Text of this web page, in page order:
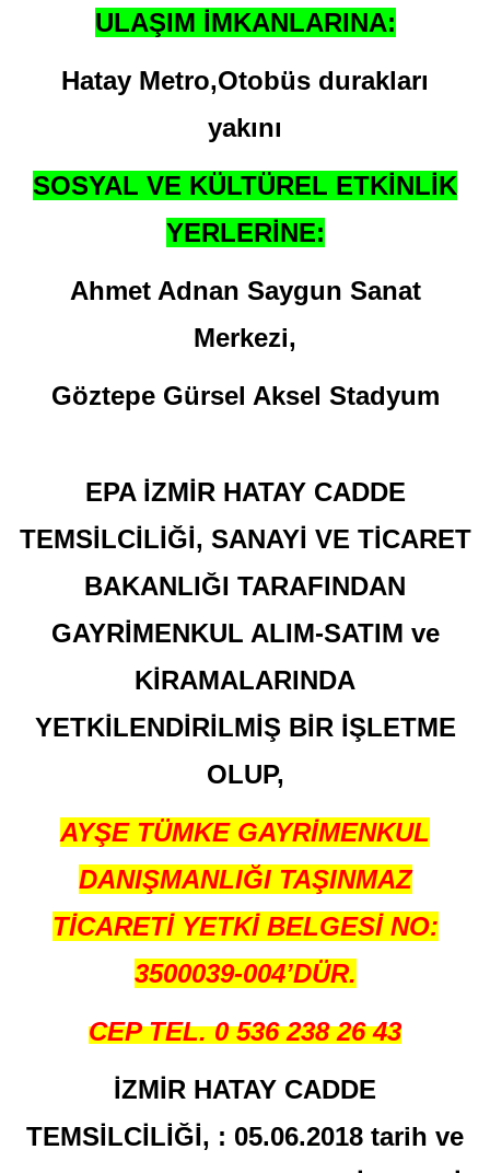
ULAŞIM İMKANLARINA:
Hatay Metro,Otobüs durakları
yakını
SOSYAL VE KÜLTÜREL ETKİNLİK
YERLERİNE:
Ahmet Adnan Saygun Sanat
Merkezi,
Göztepe Gürsel Aksel Stadyum
EPA İZMİR HATAY CADDE
TEMSİLCİLİĞİ, SANAYİ VE TİCARET
BAKANLIĞI TARAFINDAN
GAYRİMENKUL ALIM-SATIM ve
KİRAMALARINDA
YETKİLENDİRİLMİŞ BİR İŞLETME
OLUP,
AYŞE TÜMKE GAYRİMENKUL
DANIŞMANLIĞI TAŞINMAZ
TİCARETİ YETKİ BELGESİ NO:
3500039-004’DÜR.
CEP TEL. 0 536 238 26 43
İZMİR HATAY CADDE
TEMSİLCİLİĞİ, : 05.06.2018 tarih ve